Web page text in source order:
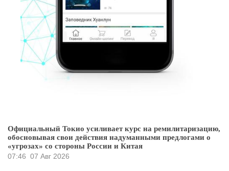
Официальный Токио усиливает курс на ремилитаризацию,
обосновывая свои действия надуманными предлогами о
«угрозах» со стороны России и Китая
07:46 07 Авг 2026